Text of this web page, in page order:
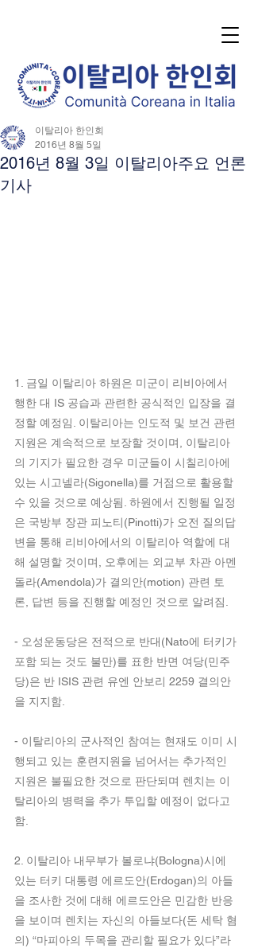
2016년 8월 3일 이탈리아주요 언론
기사
이탈리아 한인회
2016년 8월 5일
1. 금일 이탈리아 하원은 미군이 리비아에서
행한 대 IS 공습과 관련한 공식적인 입장을 결
정할 예정임. 이탈리아는 인도적 및 보건 관련
지원은 계속적으로 보장할 것이며, 이탈리아
의 기지가 필요한 경우 미군들이 시칠리아에
있는 시고넬라(Sigonella)를 거점으로 활용할
수 있을 것으로 예상됨. 하원에서 진행될 일정
은 국방부 장관 피노티(Pinotti)가 오전 질의답
변을 통해 리비아에서의 이탈리아 역할에 대
해 설명할 것이며, 오후에는 외교부 차관 아멘
돌라(Amendola)가 결의안(motion) 관련 토
론, 답변 등을 진행할 예정인 것으로 알려짐.
- 오성운동당은 전적으로 반대(Nato에 터키가
포함 되는 것도 불만)를 표한 반면 여당(민주
당)은 반 ISIS 관련 유엔 안보리 2259 결의안
을 지지함.
- 이탈리아의 군사적인 참여는 현재도 이미 시
행되고 있는 훈련지원을 넘어서는 추가적인
지원은 불필요한 것으로 판단되며 렌치는 이
탈리아의 병력을 추가 투입할 예정이 없다고
함.
2. 이탈리아 내무부가 볼로냐(Bologna)시에
있는 터키 대통령 에르도안(Erdogan)의 아들
을 조사한 것에 대해 에르도안은 민감한 반응
을 보이며 렌치는 자신의 아들보다(돈 세탁 혐
의) “마피아의 두목을 관리할 필요가 있다”라